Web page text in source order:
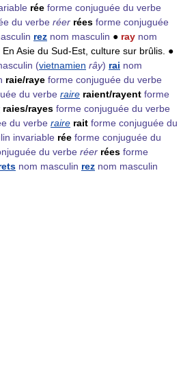
rée forme conjuguée du verbe
du verbe réer rées forme conjuguée
rez nom masculin ● ray nom
En Asie du Sud-Est, culture sur brûlis. ●
(vietnamien rây) rai nom
raie/raye forme conjuguée du verbe
du verbe raire raient/rayent forme
raies/rayes forme conjuguée du verbe
du verbe raire rait forme conjuguée du
invariable rée forme conjuguée du
du verbe réer rées forme
nom masculin rez nom masculin